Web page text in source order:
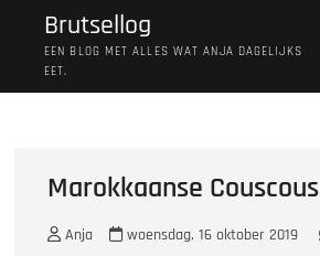
Brutsellog
EEN BLOG MET ALLES WAT ANJA DAGELIJKS
EET.
Marokkaanse Couscous
Anja woensdag, 16 oktober 2019